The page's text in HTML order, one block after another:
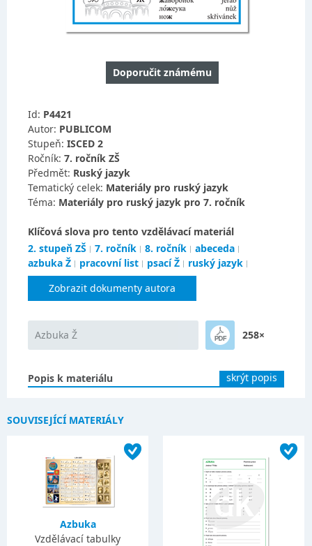
Doporučit známému
Id: P4421
Autor: PUBLICOM
Stupeň: ISCED 2
Ročník: 7. ročník ZŠ
Předmět: Ruský jazyk
Tematický celek: Materiály pro ruský jazyk
Téma: Materiály pro ruský jazyk pro 7. ročník
Klíčová slova pro tento vzdělávací materiál
2. stupeň ZŠ
7. ročník 8. ročník
abeceda
azbuka Ž
pracovní list psací Ž
ruský jazyk
Zobrazit dokumenty autora
Azbuka Ž 258×
Popis k materiálu skrýt popis
SOUVISEJÍCÍ MATERIÁLY
Azbuka
Vzdělávací tabulky